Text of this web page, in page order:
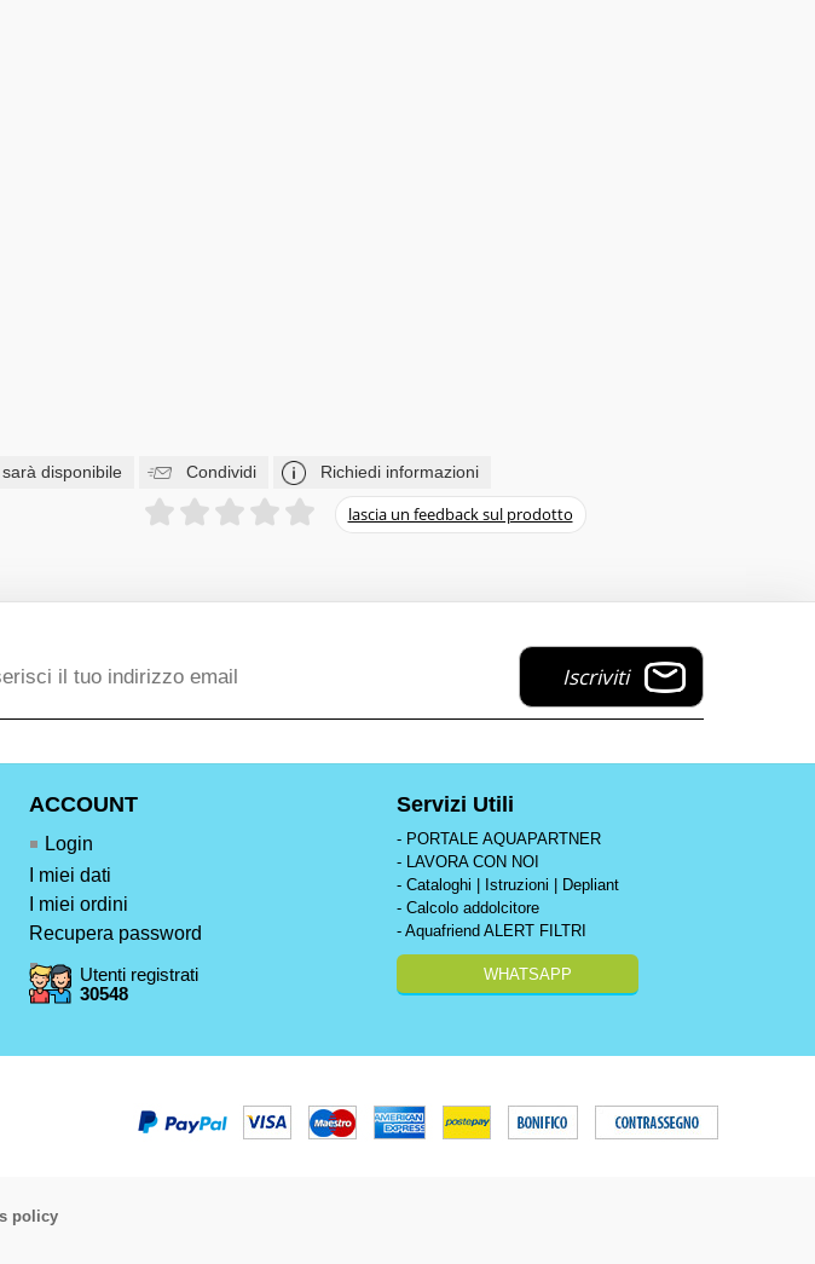
disponibile Condividi Richiedi informazioni
ACCOUNT
Login
I miei dati
I miei ordini
Recupera password
Utenti registrati
30548
Servizi Utili
- PORTALE AQUAPARTNER
- LAVORA CON NOI
- Cataloghi | Istruzioni | Depliant
- Calcolo addolcitore
- Aquafriend ALERT FILTRI
WHATSAPP
policy